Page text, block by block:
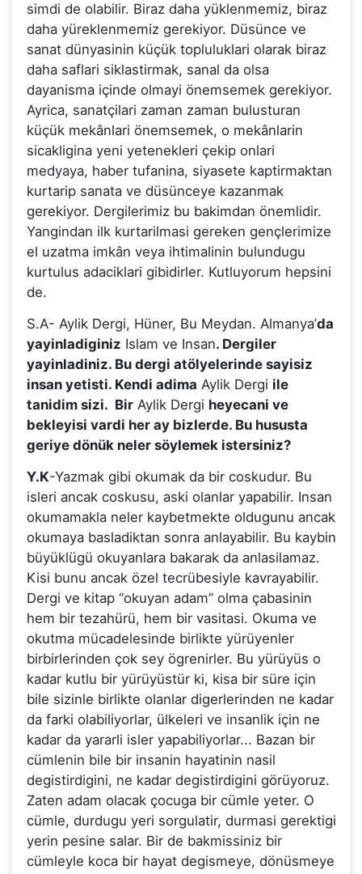
simdi de olabilir. Biraz daha yüklenmemiz, biraz
daha yüreklenmemiz gerekiyor. Düsünce ve
sanat dünyasinin küçük topluluklari olarak biraz
daha saflari siklastirmak, sanal da olsa
dayanisma içinde olmayi önemsemek gerekiyor.
Ayrica, sanatçilari zaman zaman bulusturan
küçük mekânlari önemsemek, o mekânlarin
sicakligina yeni yetenekleri çekip onlari
medyaya, haber tufanina, siyasete kaptirmaktan
kurtarip sanata ve düsünceye kazanmak
gerekiyor. Dergilerimiz bu bakimdan önemlidir.
Yangindan ilk kurtarilmasi gereken gençlerimize
el uzatma imkân veya ihtimalinin bulundugu
kurtulus adaciklari gibidirler. Kutluyorum hepsini
de.
S.A- Aylik Dergi, Hüner, Bu Meydan. Almanya’da
yayinladiginiz Islam ve Insan. Dergiler
yayinladiniz. Bu dergi atölyelerinde sayisiz
insan yetisti. Kendi adima Aylik Dergi ile
tanidim sizi. BirAylik Dergi heyecani ve
bekleyisi vardi her ay bizlerde. Bu hususta
geriye dönük neler söylemek istersiniz?
Y.K-Yazmak gibi okumak da bir coskudur. Bu
isleri ancak coskusu, aski olanlar yapabilir. Insan
okumamakla neler kaybetmekte oldugunu ancak
okumaya basladiktan sonra anlayabilir. Bu kaybin
büyüklügü okuyanlara bakarak da anlasilamaz.
Kisi bunu ancak özel tecrübesiyle kavrayabilir.
Dergi ve kitap “okuyan adam” olma çabasinin
hem bir tezahürü, hem bir vasitasi. Okuma ve
okutma mücadelesinde birlikte yürüyenler
birbirlerinden çok sey ögrenirler. Bu yürüyüs o
kadar kutlu bir yürüyüstür ki, kisa bir süre için
bile sizinle birlikte olanlar digerlerinden ne kadar
da farki olabiliyorlar, ülkeleri ve insanlik için ne
kadar da yararli isler yapabiliyorlar... Bazan bir
cümlenin bile bir insanin hayatinin nasil
degistirdigini, ne kadar degistirdigini görüyoruz.
Zaten adam olacak çocuga bir cümle yeter. O
cümle, durdugu yeri sorgulatir, durmasi gerektigi
yerin pesine salar. Bir de bakmissiniz bir
cümleyle koca bir hayat degismeye, dönüsmeye